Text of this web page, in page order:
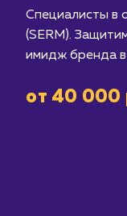
(SERM).
от 40